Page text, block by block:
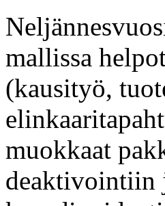
mallissa
(kausityö,
muokkaat
deaktivointiin